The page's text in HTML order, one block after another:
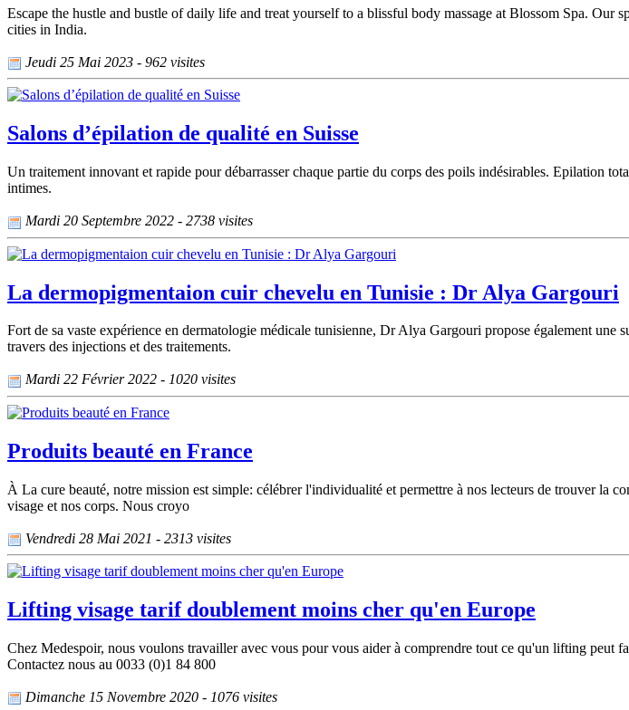
Escape the hustle and bustle of daily life and treat yourself to a blissful body massage at Blossom Spa.
cities in India.
Jeudi 25 Mai 2023 - 962 visites
Salons d’épilation de qualité en Suisse
Un traitement innovant et rapide pour débarrasser chaque partie du corps des poils indésirables. Epilation
intimes.
Mardi 20 Septembre 2022 - 2738 visites
La dermopigmentaion cuir chevelu en Tunisie : Dr Alya Gargouri
Fort de sa vaste expérience en dermatologie médicale tunisienne, Dr Alya Gargouri propose également une
travers des injections et des traitements.
Mardi 22 Février 2022 - 1020 visites
Produits beauté en France
À La cure beauté, notre mission est simple: célébrer l'individualité et permettre à nos lecteurs de trouver la
visage et nos corps. Nous croyo
Vendredi 28 Mai 2021 - 2313 visites
Lifting visage tarif doublement moins cher qu'en Europe
Chez Medespoir, nous voulons travailler avec vous pour vous aider à comprendre tout ce qu'un lifting
Contactez nous au 0033 (0)1 84 800
Dimanche 15 Novembre 2020 - 1076 visites